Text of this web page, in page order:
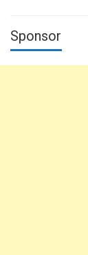
Sponsor